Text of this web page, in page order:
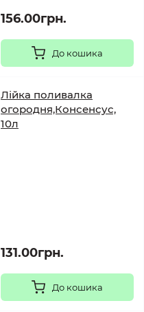
156.00грн.
До кошика
Лійка поливалка
огородня,Консенсус,
10л
131.00грн.
До кошика